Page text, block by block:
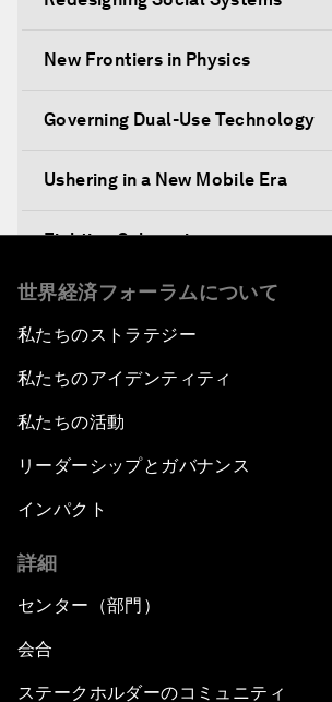
New Frontiers in Physics
Governing Dual-Use Technology
Ushering in a New Mobile Era
Fighting Cybercrime
Standing Up for Science
A Global Conversation on
An Insight, An Idea with Papi Jiang
From Bioluminescent Jellyfish to
Navigating a Multiconceptual
世界経済フォーラムについて
私たちのストラテジー
私たちのアイデンティティ
私たちの活動
リーダーシップとガバナンス
インパクト
詳細
センター（部門）
会合
ステークホルダーのコミュニティ